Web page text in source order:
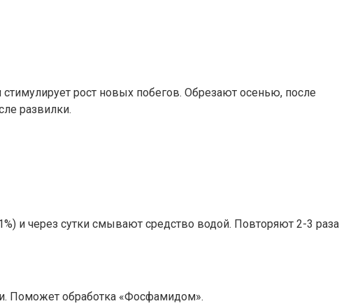
рост новых побегов. Обрезают осенью, после
развилки.
и через сутки смывают средство водой. Повторяют 2-3 раза
Поможет обработка «Фосфамидом».